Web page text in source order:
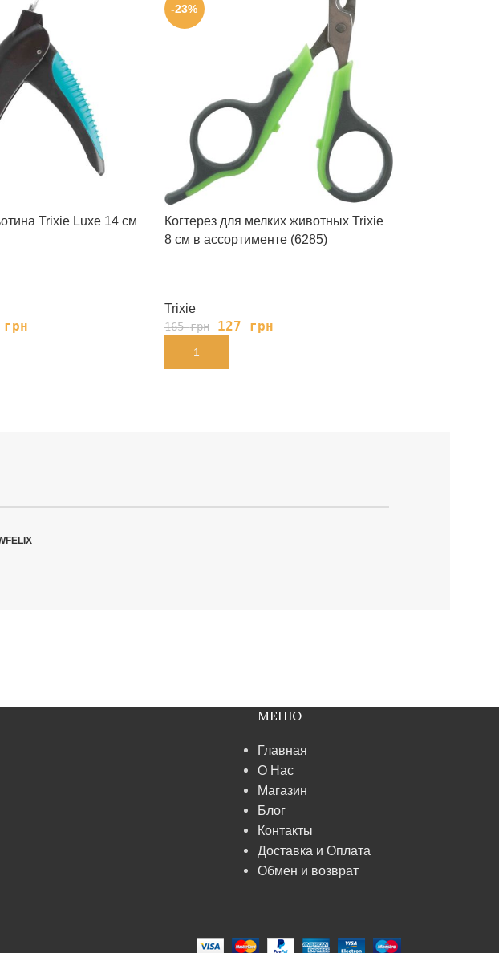
Trixie Luxe 14 см
грн
-23%
Когтерез для мелких животных Trixie
8 см в ассортименте (6285)
Trixie
165грн 127 грн
В КОРЗИНУ
FELIX
МЕНЮ
Главная
О Нас
Магазин
Блог
Контакты
Доставка и Оплата
Обмен и возврат